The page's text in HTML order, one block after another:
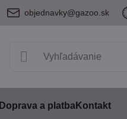
objednavky@gazoo.sk
Doprava a platbaKontakt